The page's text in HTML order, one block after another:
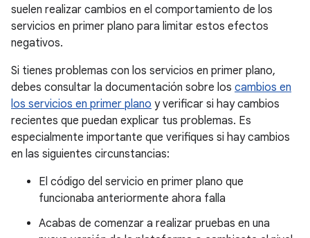
suelen realizar cambios en el comportamiento de los
servicios en primer plano para limitar estos efectos
negativos.
Si tienes problemas con los servicios en primer plano,
debes consultar la documentación sobre los cambios en
los servicios en primer plano y verificar si hay cambios
recientes que puedan explicar tus problemas. Es
especialmente importante que verifiques si hay cambios
en las siguientes circunstancias:
El código del servicio en primer plano que
funcionaba anteriormente ahora falla
Acabas de comenzar a realizar pruebas en una